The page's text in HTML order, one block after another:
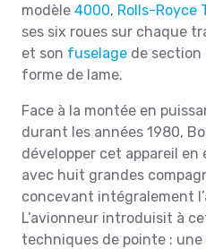
modèle 4000, Rolls-Royce
ses six roues sur chaque
et son fuselage de
forme de lame.
Face à la montée en
durant les années 1980,
développer cet appareil
avec huit grandes
concevant intégralement
L’avionneur introduisit à
techniques de pointe : une